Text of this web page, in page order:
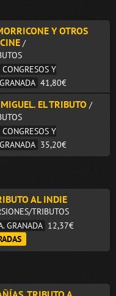
Y OTROS
/
Y
41,80€
EL TRIBUTO /
Y
35,20€
AL INDIE
TRIBUTOS
GRANADA 12,37€